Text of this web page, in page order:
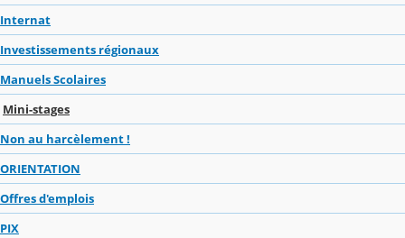
Internat
Investissements régionaux
Manuels Scolaires
Mini-stages
Non au harcèlement !
ORIENTATION
Offres d'emplois
PIX